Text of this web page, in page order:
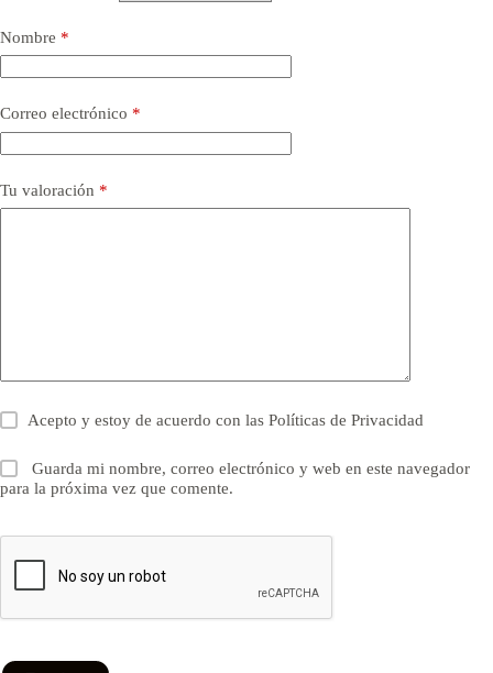
Nombre *
Correo electrónico *
Tu valoración *
Acepto y estoy de acuerdo con lasPolíticas de Privacidad
Guarda mi nombre, correo electrónico y web en este navegador
para la próxima vez que comente.